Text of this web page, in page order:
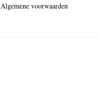
Algemene voorwaarden